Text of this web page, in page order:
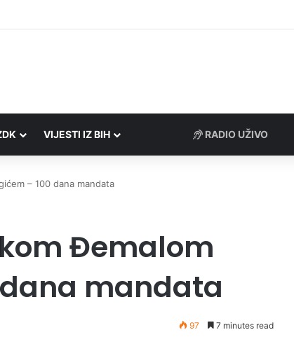
uprave FBiH na području ZDK izvršili 24 inspekcijska nadzora
VIJESTI IZ BIH RADIO UŽIVO
– 100 dana mandata
Đemalom
mandata
97 7 minutes read